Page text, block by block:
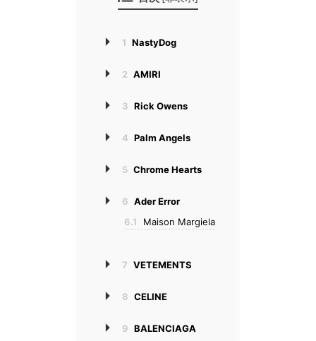
1 NastyDog
2 AMIRI
3 Rick Owens
4 Palm Angels
5 Chrome Hearts
6 Ader Error
6.1
Maison Margiela
7 VETEMENTS
8 CELINE
9 BALENCIAGA